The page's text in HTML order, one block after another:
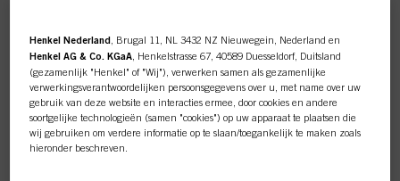
poreusheid van het haar, de basis en de gebruikte
tint
Henkel Nederland , Brugal 11, NL 3432 NZ Nieuwegein, Nederland en
Henkel AG & Co. KGaA , Henkelstrasse 67, 40589 Duesseldorf, Duitsland
(gezamenlijk "Henkel" of "Wij"), verwerken samen als gezamenlijke
verwerkingsverantwoordelijken persoonsgegevens over u, met name over uw
gebruik van deze website en interacties ermee, door cookies en andere
soortgelijke technologieën (samen "cookies") op uw apparaat te plaatsen die
wij gebruiken om verdere informatie op te slaan/toegankelijk te maken zoals
hieronder beschreven.